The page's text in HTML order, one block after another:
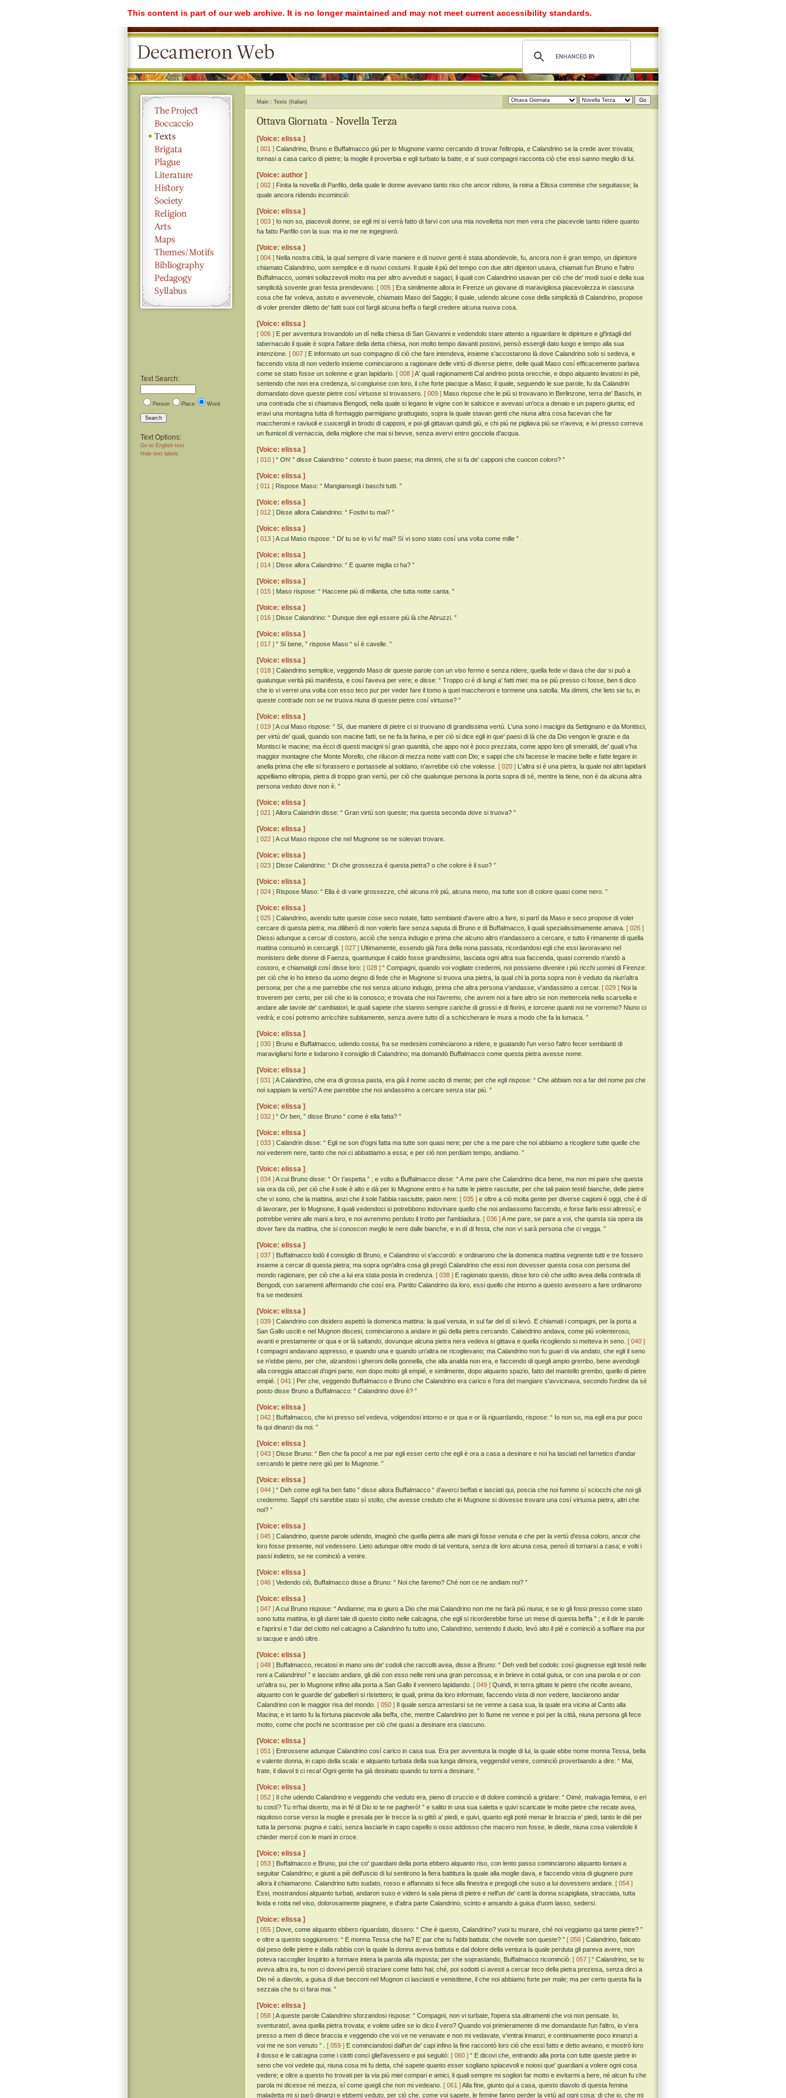
This content is part of our web archive. It is no longer maintained and may not meet current accessibility standards.
Text Search:
Person Place Word
Search
Text Options:
Go to English text
Hide text labels
Main Texts (Italian)
Ottava Giornata - Novella Terza
[Voice: elissa ]
[ 001 ] Calandrino, Bruno e Buffalmacco giú per lo Mugnone vanno cercando di trovar l'elitropia, e Calandrino se la crede aver trovata;
tornasi a casa carico di pietre; la moglie il proverbia e egli turbato la batte, e a' suoi compagni racconta ciò che essi sanno meglio di lui.
[Voice: author ]
[ 002 ] Finita la novella di Panfilo, della quale le donne avevano tanto riso che ancor ridono, la reina a Elissa commise che seguitasse; la
quale ancora ridendo incominciò:
[Voice: elissa ]
[ 003 ] Io non so, piacevoli donne, se egli mi si verrà fatto di farvi con una mia novelletta non men vera che piacevole tanto ridere quanto
ha fatto Panfilo con la sua: ma io me ne ingegnerò.
[Voice: elissa ]
[ 004 ] Nella nostra città, la qual sempre di varie maniere e di nuove genti è stata abondevole, fu, ancora non è gran tempo, un dipintore
chiamato Calandrino, uom semplice e di nuovi costumi. Il quale il piú del tempo con due altri dipintori usava, chiamati l'un Bruno e l'altro
Buffalmacco, uomini sollazzevoli molto ma per altro avveduti e sagaci, li quali con Calandrino usavan per ciò che de' modi suoi e della sua
simplicità sovente gran festa prendevano. [ 005 ] Era similmente allora in Firenze un giovane di maravigliosa piacevolezza in ciascuna
cosa che far voleva, astuto e avvenevole, chiamato Maso del Saggio; il quale, udendo alcune cose della simplicità di Calandrino, propose
di voler prender diletto de' fatti suoi col fargli alcuna beffa o fargli credere alcuna nuova cosa.
[Voice: elissa ]
[ 006 ] E per avventura trovandolo un dí nella chiesa di San Giovanni e vedendolo stare attento a riguardare le dipinture e gl'intagli del
tabernaculo il quale è sopra l'altare della detta chiesa, non molto tempo davanti postovi, pensò essergli dato luogo e tempo alla sua
intenzione. [ 007 ] E informato un suo compagno di ciò che fare intendeva, insieme s'accostarono là dove Calandrino solo si sedeva, e
faccendo vista di non vederlo insieme cominciarono a ragionare delle virtú di diverse pietre, delle quali Maso cosí efficacemente parlava
come se stato fosse un solenne e gran lapidario. [ 008 ]A' quali ragionamenti Cal andrino posta orecchie, e dopo alquanto levatosi in piè,
sentendo che non era credenza, si congiunse con loro, il che forte piacque a Maso; il quale, seguendo le sue parole, fu da Calandrin
domandato dove queste pietre cosí virtuose si trovassero. [ 009 ] Maso rispose che le piú si trovavano in Berlinzone, terra de' Baschi, in
una contrada che si chiamava Bengodi, nella quale si legano le vigne con le salsicce e avevasi un'oca a denaio e un papero giunta; ed
eravi una montagna tutta di formaggio parmigiano grattugiato, sopra la quale stavan genti che niuna altra cosa facevan che far
maccheroni e raviuoli e cuocergli in brodo di capponi, e poi gli gittavan quindi giú, e chi piú ne pigliava piú se n'aveva; e ivi presso correva
un fiumicel di vernaccia, della migliore che mai si bevve, senza avervi entro gocciola d'acqua.
[Voice: elissa ]
[ 010 ] “ Oh! ” disse Calandrino “ cotesto è buon paese; ma dimmi, che si fa de' capponi che cuocon coloro? ”
[Voice: elissa ]
[ 011 ] Rispose Maso: “ Mangiansegli i baschi tutti. ”
[Voice: elissa ]
[ 012 ] Disse allora Calandrino: “ Fostivi tu mai? ”
[Voice: elissa ]
[ 013 ]A cui Maso rispose: “ Di' tu se io vi fu' mai? Sí vi sono stato cosí una volta come mille ” .
[Voice: elissa ]
[ 014 ] Disse allora Calandrino: “ E quante miglia ci ha? ”
[Voice: elissa ]
[ 015 ] Maso rispose: “ Haccene piú di millanta, che tutta notte canta. ”
[Voice: elissa ]
[ 016 ] Disse Calandrino: “ Dunque dee egli essere piú là che Abruzzi. ”
[Voice: elissa ]
[ 017 ] “ Sí bene, ” rispose Maso “ sí è cavelle. ”
[Voice: elissa ]
[ 018 ] Calandrino semplice, veggendo Maso dir queste parole con un viso fermo e senza ridere, quella fede vi dava che dar si può a
qualunque verità piú manifesta, e cosí l'aveva per vere; e disse: “ Troppo ci è di lungi a' fatti miei: ma se piú presso ci fosse, ben ti dico
che io vi verrei una volta con esso teco pur per veder fare il tomo a quei maccheroni e tormene una satolla. Ma dimmi, che lieto sie tu, in
queste contrade non se ne truova niuna di queste pietre cosí virtuose? ”
[Voice: elissa ]
[ 019 ]A cui Maso rispose: “ Sí, due maniere di pietre ci si truovano di grandissima vertú. L'una sono i macigni da Settignano e da Montisci,
per virtú de' quali, quando son macine fatti, se ne fa la farina, e per ciò si dice egli in que' paesi di là che da Dio vengon le grazie e da
Montisci le macine; ma ècci di questi macigni sí gran quantità, che appo noi è poco prezzata, come appo loro gli smeraldi, de' quali v'ha
maggior montagne che Monte Morello, che rilucon di mezza notte vatti con Dio; e sappi che chi facesse le macine belle e fatte legare in
anella prima che elle si forassero e portassele al soldano, n'avrebbe ciò che volesse. [ 020 ] L'altra si è una pietra, la quale noi altri lapidarii
appelliamo elitropia, pietra di troppo gran vertú, per ciò che qualunque persona la porta sopra di sé, mentre la tiene, non è da alcuna altra
persona veduto dove non è. ”
[Voice: elissa ]
[ 021 ]Allora Calandrin disse: “ Gran virtú son queste; ma questa seconda dove si truova? ”
[Voice: elissa ]
[ 022 ]A cui Maso rispose che nel Mugnone se ne solevan trovare.
[Voice: elissa ]
[ 023 ] Disse Calandrino: “ Di che grossezza è questa pietra? o che colore è il suo? ”
[Voice: elissa ]
[ 024 ] Rispose Maso: “ Ella è di varie grossezze, ché alcuna n'è piú, alcuna meno, ma tutte son di colore quasi come nero. ”
[Voice: elissa ]
[ 025 ] Calandrino, avendo tutte queste cose seco notate, fatto sembianti d'avere altro a fare, si partí da Maso e seco propose di voler
cercare di questa pietra; ma diliberò di non volerlo fare senza saputa di Bruno e di Buffalmacco, li quali spezialissimamente amava. [ 026 ]
Diessi adunque a cercar di costoro, acciò che senza indugio e prima che alcuno altro n'andassero a cercare, e tutto il rimanente di quella
mattina consumò in cercargli. [ 027 ] Ultimamente, essendo già l'ora della nona passata, ricordandosi egli che essi lavoravano nel
monistero delle donne di Faenza, quantunque il caldo fosse grandissimo, lasciata ogni altra sua faccenda, quasi correndo n'andò a
costoro, e chiamatigli cosí disse loro: [ 028 ] “ Compagni, quando voi vogliate credermi, noi possiamo divenire i piú ricchi uomini di Firenze:
per ciò che io ho inteso da uomo degno di fede che in Mugnone si truova una pietra, la qual chi la porta sopra non è veduto da niun'altra
persona; per che a me parrebbe che noi senza alcuno indugio, prima che altra persona v'andasse, v'andassimo a cercar. [ 029 ] Noi la
troverem per certo, per ciò che io la conosco; e trovata che noi l'avremo, che avrem noi a fare altro se non mettercela nella scarsella e
andare alle tavole de' cambiatori, le quali sapete che stanno sempre cariche di grossi e di fiorini, e torcene quanti noi ne vorremo? Niuno ci
vedrà; e cosí potremo arricchire subitamente, senza avere tutto dí a schiccherare le mura a modo che fa la lumaca. ”
[Voice: elissa ]
[ 030 ] Bruno e Buffalmacco, udendo costui, fra se medesimi cominciarono a ridere, e guatando l'un verso l'altro fecer sembianti di
maravigliarsi forte e lodarono il consiglio di Calandrino; ma domandò Buffalmacco come questa pietra avesse nome.
[Voice: elissa ]
[ 031 ]A Calandrino, che era di grossa pasta, era già il nome uscito di mente; per che egli rispose: “ Che abbiam noi a far del nome poi che
noi sappiam la vertú? A me parrebbe che noi andassimo a cercare senza star piú. ”
[Voice: elissa ]
[ 032 ] “ Or ben, ” disse Bruno “ come è ella fatta? ”
[Voice: elissa ]
[ 033 ] Calandrin disse: “ Egli ne son d'ogni fatta ma tutte son quasi nere; per che a me pare che noi abbiamo a ricogliere tutte quelle che
noi vederem nere, tanto che noi ci abbattiamo a essa; e per ciò non perdiam tempo, andiamo. ”
[Voice: elissa ]
[ 034 ]A cui Bruno disse: “ Or t'aspetta ” ; e volto a Buffalmacco disse: “ A me pare che Calandrino dica bene, ma non mi pare che questa
sia ora da ciò, per ciò che il sole è alto e dà per lo Mugnone entro e ha tutte le pietre rasciutte, per che tali paion testé bianche, delle pietre
che vi sono, che la mattina, anzi che il sole l'abbia rasciutte, paion nere: [ 035 ] e oltre a ciò molta gente per diverse cagioni è oggi, che è dí
di lavorare, per lo Mugnone, li quali vedendoci si potrebbono indovinare quello che noi andassomo faccendo, e forse farlo essi altressí; e
potrebbe venire alle mani a loro, e noi avremmo perduto il trotto per l'ambiadura. [ 036 ]A me pare, se pare a voi, che questa sia opera da
dover fare da mattina, che si conoscon meglio le nere dalle bianche, e in dí di festa, che non vi sarà persona che ci vegga. ”
[Voice: elissa ]
[ 037 ] Buffalmacco lodò il consiglio di Bruno, e Calandrino vi s'accordò: e ordinarono che la domenica mattina vegnente tutti e tre fossero
insieme a cercar di questa pietra; ma sopra ogn'altra cosa gli pregò Calandrino che essi non dovesser questa cosa con persona del
mondo ragionare, per ciò che a lui era stata posta in credenza. [ 038 ] E ragionato questo, disse loro ciò che udito avea della contrada di
Bengodi, con saramenti affermando che cosí era. Partito Calandrino da loro, essi quello che intorno a questo avessero a fare ordinarono
fra se medesimi.
[Voice: elissa ]
[ 039 ] Calandrino con disidero aspettò la domenica mattina: la qual venuta, in sul far del dí si levò. E chiamati i compagni, per la porta a
San Gallo usciti e nel Mugnon discesi, cominciarono a andare in giú della pietra cercando. Calandrino andava, come piú volenteroso,
avanti e prestamente or qua e or là saltando, dovunque alcuna pietra nera vedeva si gittava e quella ricogliendo si metteva in seno. [ 040 ]
I compagni andavano appresso, e quando una e quando un'altra ne ricoglievano; ma Calandrino non fu guari di via andato, che egli il seno
se n'ebbe pieno, per che, alzandosi i gheroni della gonnella, che alla analda non era, e faccendo di quegli ampio grembo, bene avendogli
alla coreggia attaccati d'ogni parte, non dopo molto gli empié, e similmente, dopo alquanto spazio, fatto del mantello grembo, quello di pietre
empié. [ 041 ] Per che, veggendo Buffalmacco e Bruno che Calandrino era carico e l'ora del mangiare s'avvicinava, secondo l'ordine da sé
posto disse Bruno a Buffalmacco: “ Calandrino dove è? ”
[Voice: elissa ]
[ 042 ] Buffalmacco, che ivi presso sel vedeva, volgendosi intorno e or qua e or là riguardando, rispose: “ Io non so, ma egli era pur poco
fa qui dinanzi da noi. ”
[Voice: elissa ]
[ 043 ] Disse Bruno: “ Ben che fa poco! a me par egli esser certo che egli è ora a casa a desinare e noi ha lasciati nel farnetico d'andar
cercando le pietre nere giú per lo Mugnone. ”
[Voice: elissa ]
[ 044 ] “ Deh come egli ha ben fatto ” disse allora Buffalmacco “ d'averci beffati e lasciati qui, poscia che noi fummo sí sciocchi che noi gli
credemmo. Sappi! chi sarebbe stato sí stolto, che avesse creduto che in Mugnone si dovesse trovare una cosí virtuosa pietra, altri che
noi? ”
[Voice: elissa ]
[ 045 ] Calandrino, queste parole udendo, imaginò che quella pietra alle mani gli fosse venuta e che per la vertú d'essa coloro, ancor che
loro fosse presente, nol vedessero. Lieto adunque oltre modo di tal ventura, senza dir loro alcuna cosa, pensò di tornarsi a casa; e volti i
passi indietro, se ne cominciò a venire.
[Voice: elissa ]
[ 046 ] Vedendo ciò, Buffalmacco disse a Bruno: “ Noi che faremo? Ché non ce ne andiam noi? ”
[Voice: elissa ]
[ 047 ]A cui Bruno rispose: “ Andianne; ma io giuro a Dio che mai Calandrino non me ne farà piú niuna; e se io gli fossi presso come stato
sono tutta mattina, io gli darei tale di questo ciotto nelle calcagna, che egli si ricorderebbe forse un mese di questa beffa ” ; e il dir le parole
e l'aprirsi e 'l dar del ciotto nel calcagno a Calandrino fu tutto uno, Calandrino, sentendo il duolo, levò alto il piè e cominciò a soffiare ma pur
si tacque e andò oltre.
[Voice: elissa ]
[ 048 ] Buffalmacco, recatosi in mano uno de' codoli che raccolti avea, disse a Bruno: “ Deh vedi bel codolo: cosí giugnesse egli testé nelle
reni a Calandrino! ” e lasciato andare, gli diè con esso nelle reni una gran percossa; e in brieve in cotal guisa, or con una parola e or con
un'altra su, per lo Mugnone infino alla porta a San Gallo il vennero lapidando. [ 049 ] Quindi, in terra gittate le pietre che ricolte aveano,
alquanto con le guardie de' gabellieri si ristettero; le quali, prima da loro informate, faccendo vista di non vedere, lasciarono andar
Calandrino con le maggior risa del mondo. [ 050 ] Il quale senza arrestarsi se ne venne a casa sua, la quale era vicina al Canto alla
Macina; e in tanto fu la fortuna piacevole alla beffa, che, mentre Calandrino per lo fiume ne venne e poi per la città, niuna persona gli fece
motto, come che pochi ne scontrasse per ciò che quasi a desinare era ciascuno.
[Voice: elissa ]
[ 051 ] Entrossene adunque Calandrino cosí carico in casa sua. Era per avventura la moglie di lui, la quale ebbe nome monna Tessa, bella
e valente donna, in capo della scala: e alquanto turbata della sua lunga dimora, veggendol venire, cominciò proverbiando a dire: “ Mai,
frate, il diavol ti ci reca! Ogni gente ha già desinato quando tu torni a desinare. ”
[Voice: elissa ]
[ 052 ] Il che udendo Calandrino e veggendo che veduto era, pieno di cruccio e di dolore cominciò a gridare: “ Oimè, malvagia femina, o eri
tu costí? Tu m'hai diserto, ma in fé di Dio io te ne pagherò! ” e salito in una sua saletta e quivi scaricate le molte pietre che recate avea,
niquitoso corse verso la moglie e presala per le trecce la si gittò a' piedi, e quivi, quanto egli poté menar le braccia e' piedi, tanto le diè per
tutta la persona: pugna e calci, senza lasciarle in capo capello o osso addosso che macero non fosse, le diede, niuna cosa valendole il
chieder mercé con le mani in croce.
[Voice: elissa ]
[ 053 ] Buffalmacco e Bruno, poi che co' guardiani della porta ebbero alquanto riso, con lento passo cominciarono alquanto lontani a
seguitar Calandrino; e giunti a piè dell'uscio di lui sentirono la fiera battitura la quale alla moglie dava, e faccendo vista di giugnere pure
allora il chiamarono. Calandrino tutto sudato, rosso e affannato si fece alla finestra e pregogli che suso a lui dovessero andare. [ 054 ]
Essi, mostrandosi alquanto turbati, andaron suso e videro la sala piena di pietre e nell'un de' canti la donna scapigliata, stracciata, tutta
livida e rotta nel viso, dolorosamente piagnere, e d'altra parte Calandrino, scinto e ansando a guisa d'uom lasso, sedersi.
[Voice: elissa ]
[ 055 ] Dove, come alquanto ebbero riguardato, dissero: “ Che è questo, Calandrino? vuoi tu murare, ché noi veggiamo qui tante pietre? ”
e oltre a questo soggiunsero: “ E monna Tessa che ha? E' par che tu l'abbi battuta: che novelle son queste? ” [ 056 ] Calandrino, faticato
dal peso delle pietre e dalla rabbia con la quale la donna aveva battuta e dal dolore della ventura la quale perduta gli pareva avere, non
poteva raccoglier lospirito a formare intera la parola alla risposta; per che soprastando, Buffalmacco ricominciò: [ 057 ] “ Calandrino, se tu
aveva altra ira, tu non ci dovevi perciò straziare come fatto hai; ché, poi sodotti ci avesti a cercar teco della pietra preziosa, senza dirci a
Dio né a diavolo, a guisa di due becconi nel Mugnon ci lasciasti e venistitene, il che noi abbiamo forte per male; ma per certo questa fia la
sezzaia che tu ci farai mai. ”
[Voice: elissa ]
[ 058 ]A queste parole Calandrino sforzandosi rispose: “ Compagni, non vi turbate, l'opera sta altramenti che voi non pensate. Io,
sventurato!, avea quella pietra trovata; e volete udire se io dico il vero? Quando voi primieramente di me domandaste l'un l'altro, io v'era
presso a men di diece braccia e veggendo che voi ve ne venavate e non mi vedavate, v'entrai innanzi, e continuamente poco innanzi a
voi me ne son venuto ” . [ 059 ] E cominciandosi dall'un de' capi infino la fine raccontò loro ciò che essi fatto e detto aveano, e mostrò loro
il dosso e le calcagna come i ciotti conci gliel'avessero e poi seguitò: [ 060 ] “ E dicovi che, entrando alla porta con tutte queste pietre in
seno che voi vedete qui, niuna cosa mi fu detta, ché sapete quanto esser sogliano spiacevoli e noiosi que' guardiani a volere ogni cosa
vedere; e oltre a questo ho trovati per la via piú miei compari e amici, li quali sempre mi soglion far motto e invitarmi a bere, né alcun fu che
parola mi dicesse né mezza, sí come quegli che non mi vedeano. [ 061 ]Alla fine, giunto qui a casa, questo diavolo di questa femina
maladetta mi si parò dinanzi e ebbemi veduto, per ciò che, come voi sapete, le femine fanno perder la virtú ad ogni cosa: di che io, che mi